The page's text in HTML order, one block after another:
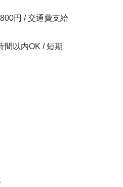
円 / 交通費支給
間以内OK / 短期